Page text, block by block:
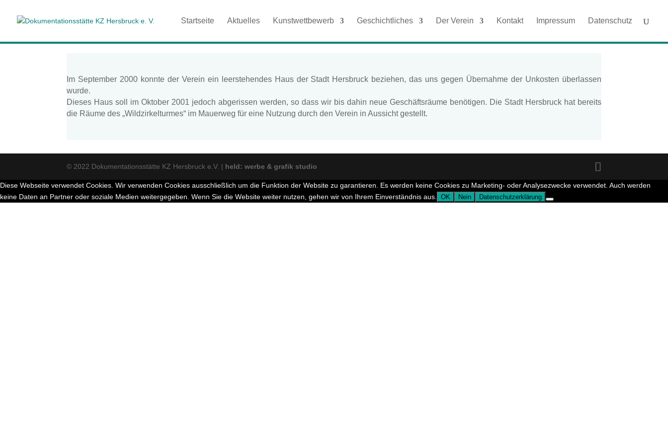
Startseite Aktuelles Kunstwettbewerb Geschichtliches Der Verein Kontakt Impressum Datenschutz
Im September 2000 konnte der Verein ein leerstehendes Haus der Stadt Hersbruck beziehen, das uns gegen Übernahme der Unkosten überlassen
wurde.
Dieses Haus soll im Oktober 2001 jedoch abgerissen werden, so dass wir bis dahin neue Geschäftsräume benötigen. Die Stadt Hersbruck hat bereits
die Räume des „Wildzirkelturmes“ im Mauerweg für eine Nutzung durch den Verein in Aussicht gestellt.
© 2022 Dokumentationsstätte KZ Hersbruck e.V. | held: werbe & grafik studio
Diese Webseite verwendet Cookies. Wir verwenden Cookies ausschließlich um die Funktion der Website zu garantieren. Es werden keine Cookies zu Marketing- oder Analysezwecke verwendet. Auch werden
keine Daten an Partner oder soziale Medien weitergegeben. Wenn Sie die Website weiter nutzen, gehen wir von Ihrem Einverständnis aus.
OK Nein Datenschutzerklärung